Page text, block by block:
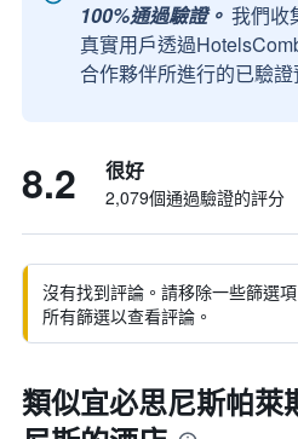
100%通過驗證。 我們收
真實用戶透過
合作夥伴所進行的已驗證
8.2 很好
2,079個通過驗證的評分
沒有找到評論。請移除一些篩選
所有篩選以查看評論。
類似宜必思尼斯帕萊